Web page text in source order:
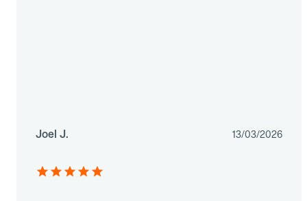
Joel J. 13/03/2026